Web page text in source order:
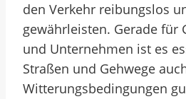
den Verkehr reibungslos
gewährleisten. Gerade für
und Unternehmen ist es
Straßen und Gehwege
Witterungsbedingungen